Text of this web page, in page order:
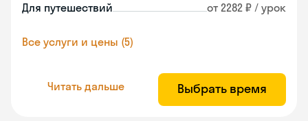
Для путешествий от 2282 ₽ / урок
Все услуги и цены (5)
Читать дальше Выбрать время